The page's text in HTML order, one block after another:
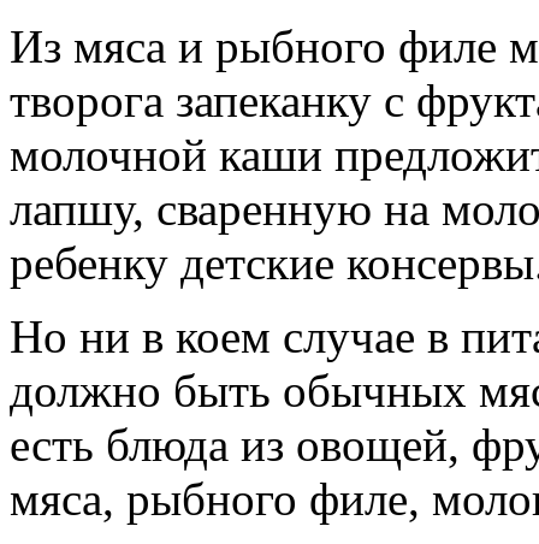
Из мяса и рыбного филе
творога запеканку с
молочной каши
лапшу, сваренную на
ребенку детские
Но ни в коем случае в
должно быть обычных
есть блюда из овощей,
мяса, рыбного филе,